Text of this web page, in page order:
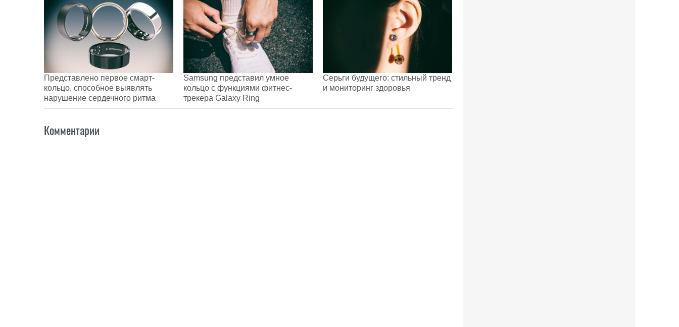
Представлено первое смарт-
кольцо, способное выявлять
нарушение сердечного ритма
Samsung представил умное
кольцо с функциями фитнес-
трекера Galaxy Ring
Серьги будущего: стильный тренд
и мониторинг здоровья
Комментарии